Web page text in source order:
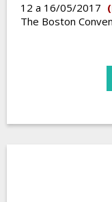
12 a 16/05/2017
The Boston